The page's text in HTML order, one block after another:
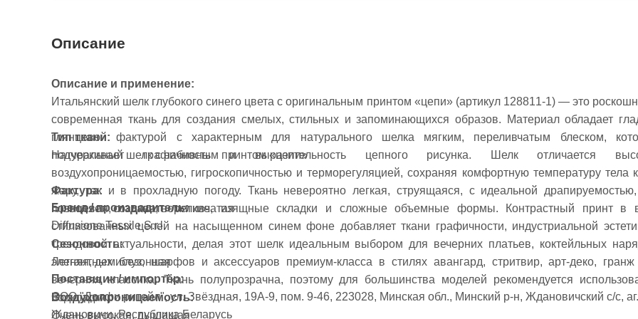
Описание
Описание и применение:
Итальянский шелк глубокого синего цвета с оригинальным принтом «цепи» (артикул 128811-1) — это
современная ткань для создания смелых, стильных и запоминающихся образов. Материал обладает
глянцевой фактурой с характерным для натурального шелка мягким, переливчатым блеском,
подчеркивает графичность и выразительность цепного рисунка. Шелк отличается
воздухопроницаемостью, гигроскопичностью и терморегуляцией, сохраняя комфортную температуру тела
жару, так и в прохладную погоду. Ткань невероятно легкая, струящаяся, с идеальной
позволяет создавать мягкие, изящные складки и сложные объемные формы. Контрастный принт в
стилизованных цепей на насыщенном синем фоне добавляет ткани графичности, индустриальной
трендовой актуальности, делая этот шелк идеальным выбором для вечерних платьев, коктейльных
элегантных блуз, шарфов и аксессуаров премиум-класса в стилях авангард, стритвир, арт-деко,
вечерняя классика. Ткань полупрозрачна, поэтому для большинства моделей рекомендуется
подкладки.
Тип ткани:
Натуральный шелк с набивным принтом «цепи»
Фактура:
Глянцевая, гладкая, переливчатая
Сезонность:
Летняя, демисезонная
Воздухопроницаемость:
Очень высокая, дышащая
Бренд / производитель:
Diffusione Tessile S.r.l.
Поставщик / импортёр:
ООО "Долфи ритейл", ул. Звёздная, 19А-9, пом. 9-46, 223028, Минская обл., Минский р-н, Ждановичский с/с, аг.
Ждановичи, Республика Беларусь